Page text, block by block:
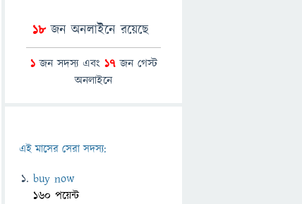
18জন অনলাইনে রয়েছে
1জন সদস্য এবং 17জন গেস্ট
অনলাইনে
এই মাসের সেরা সদস্য:
buy now
160 পয়েন্ট